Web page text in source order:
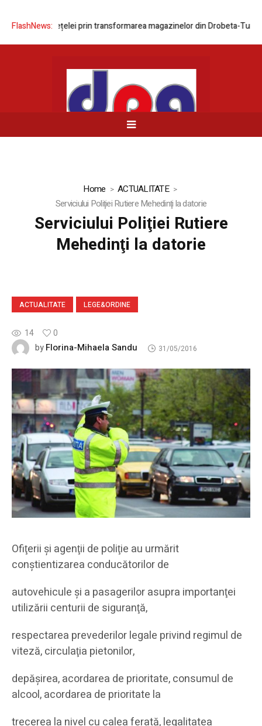
FlashNews:rețelei prin transformarea magazinelor din Drobeta-Turnu
Home
ACTUALITATE
Serviciului Poliţiei Rutiere Mehedinţi la datorie
Serviciului Poliţiei Rutiere
Mehedinţi la datorie
ACTUALITATE LEGE&ORDINE
14
0
byFlorina-Mihaela Sandu 31/05/2016
Ofiţerii şi agenţii de poliţie au urmărit
conştientizarea conducătorilor de
autovehicule şi a pasagerilor asupra importanţei
utilizării centurii de siguranţă,
respectarea prevederilor legale privind regimul de
viteză, circulaţia pietonilor,
depăşirea, acordarea de prioritate, consumul de
alcool, acordarea de prioritate la
trecerea la nivel cu calea ferată, legalitatea